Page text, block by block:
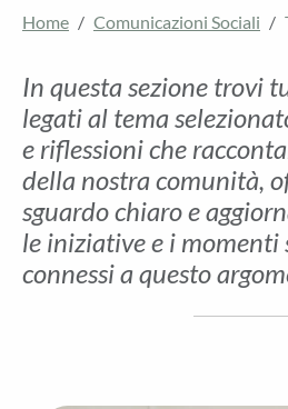
Home Comunicazioni Sociali
In questa sezione trovi
legati al tema
e riflessioni che
della nostra comunità,
sguardo chiaro e
le iniziative e i
connessi a questo